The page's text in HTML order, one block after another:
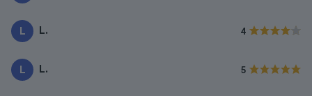
L L. 4
L L. 5